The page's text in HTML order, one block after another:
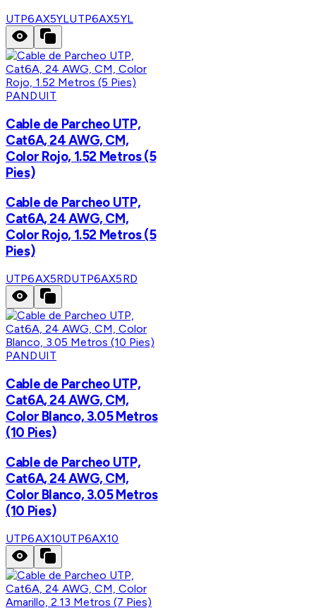
UTP6AX5YLUTP6AX5YL
PANDUIT
Cable de Parcheo UTP,
Cat6A, 24 AWG, CM,
Color Rojo, 1.52 Metros (5
Pies)
Cable de Parcheo UTP,
Cat6A, 24 AWG, CM,
Color Rojo, 1.52 Metros (5
Pies)
UTP6AX5RDUTP6AX5RD
PANDUIT
Cable de Parcheo UTP,
Cat6A, 24 AWG, CM,
Color Blanco, 3.05 Metros
(10 Pies)
Cable de Parcheo UTP,
Cat6A, 24 AWG, CM,
Color Blanco, 3.05 Metros
(10 Pies)
UTP6AX10UTP6AX10